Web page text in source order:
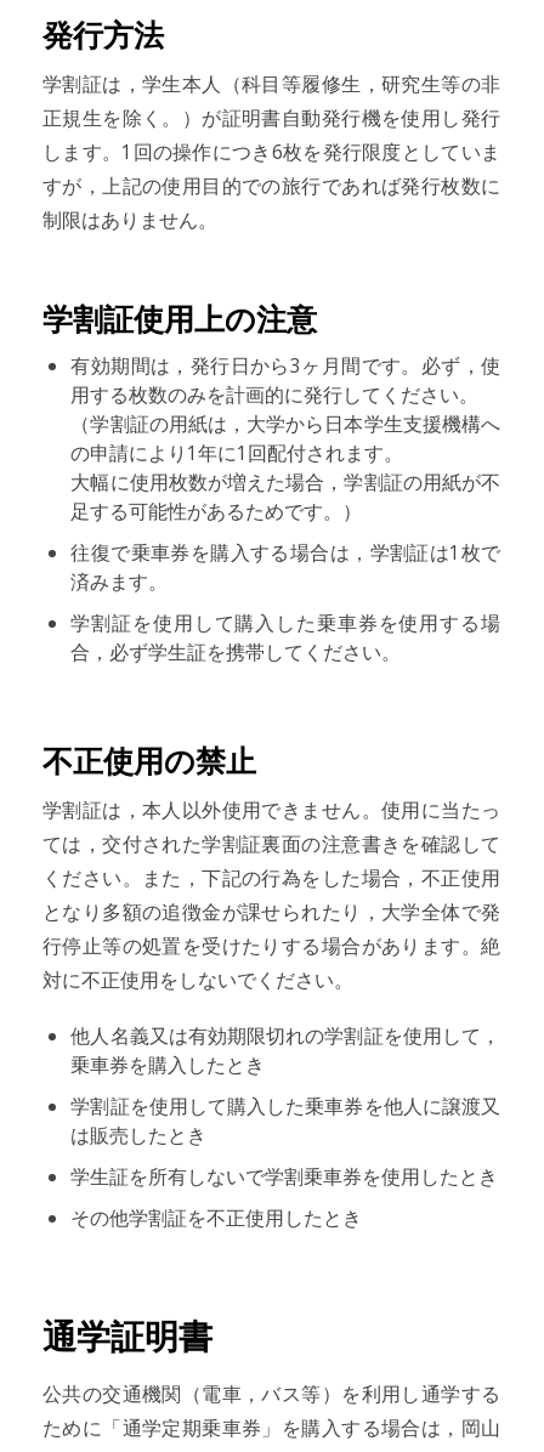
発行方法
学割証は，学生本人（科目等履修生，研究生等の非
正規生を除く。）が証明書自動発行機を使用し発行
します。1回の操作につき6枚を発行限度としていま
すが，上記の使用目的での旅行であれば発行枚数に
制限はありません。
学割証使用上の注意
有効期間は，発行日から3ヶ月間です。必ず，使
用する枚数のみを計画的に発行してください。
（学割証の用紙は，大学から日本学生支援機構へ
の申請により1年に1回配付されます。
大幅に使用枚数が増えた場合，学割証の用紙が不
足する可能性があるためです。）
往復で乗車券を購入する場合は，学割証は1枚で
済みます。
学割証を使用して購入した乗車券を使用する場
合，必ず学生証を携帯してください。
不正使用の禁止
学割証は，本人以外使用できません。使用に当たっ
ては，交付された学割証裏面の注意書きを確認して
ください。また，下記の行為をした場合，不正使用
となり多額の追徴金が課せられたり，大学全体で発
行停止等の処置を受けたりする場合があります。絶
対に不正使用をしないでください。
他人名義又は有効期限切れの学割証を使用して，
乗車券を購入したとき
学割証を使用して購入した乗車券を他人に譲渡又
は販売したとき
学生証を所有しないで学割乗車券を使用したとき
その他学割証を不正使用したとき
通学証明書
公共の交通機関（電車，バス等）を利用し通学する
ために「通学定期乗車券」を購入する場合は，岡山